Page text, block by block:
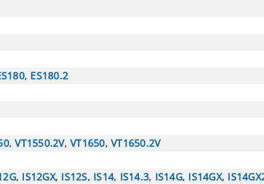
, ES180.2
,VT1550.2V, VT1650, VT1650.2V
, IS12GX, IS12S, IS14, IS14.3, IS14G, IS14GX,